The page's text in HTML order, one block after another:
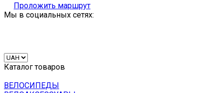
Проложить маршрут
Мы в социальных сетях:
Каталог товаров
ВЕЛОСИПЕДЫ